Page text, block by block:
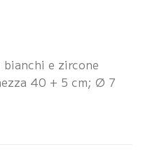
e zircone
40 + 5 cm; Ø 7